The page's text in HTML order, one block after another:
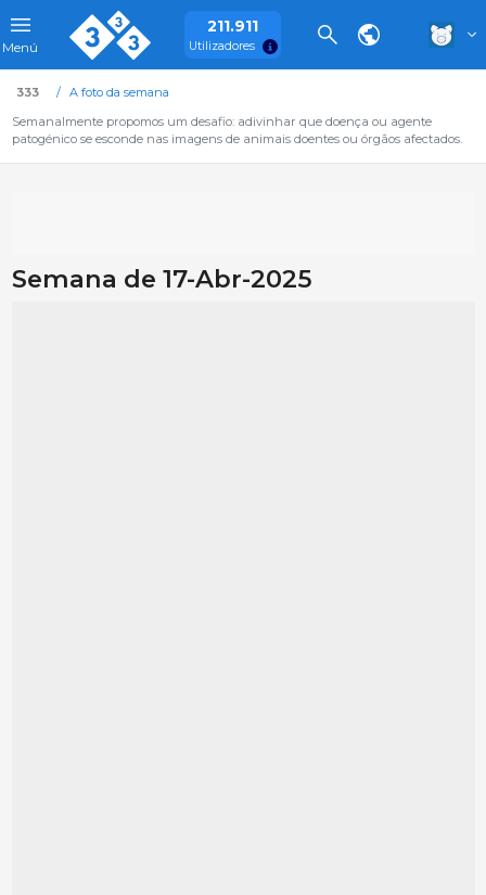
Menú
211.911
Utilizadores
333
A foto da semana
Semanalmente propomos um desafio: adivinhar que doença ou agente
patogénico se esconde nas imagens de animais doentes ou órgãos afectados.
Semana de 17-Abr-2025